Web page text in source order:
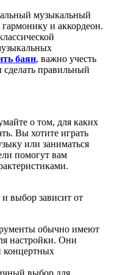
музыкальный
гармонику и аккордеон.
баян, важно учесть
сделать правильный
о том, для каких
Вы хотите играть
или заниматься
помогут вам
выбор зависит от
обычно имеют
настройки. Они
концертных
выбор для